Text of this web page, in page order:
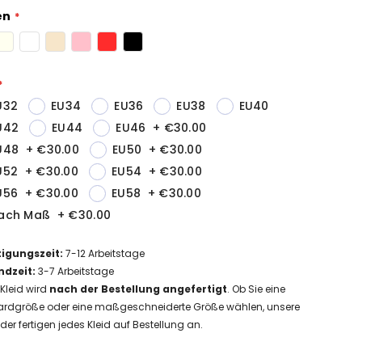
EU34 EU36 EU38
EU40
EU44 EU46 + €30.00
+ €30.00 EU50 + €30.00
+ €30.00 EU54 + €30.00
+ €30.00 EU58 + €30.00
Maß + €30.00
:7-12Arbeitstage
:3-7 Arbeitstage
wird nach der Bestellung angefertigt. Ob Sie eine
oder eine maßgeschneiderte Größe wählen, unsere
fertigen jedes Kleid auf Bestellung an.